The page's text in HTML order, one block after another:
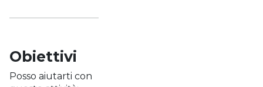
Obiettivi
Posso aiutarti con